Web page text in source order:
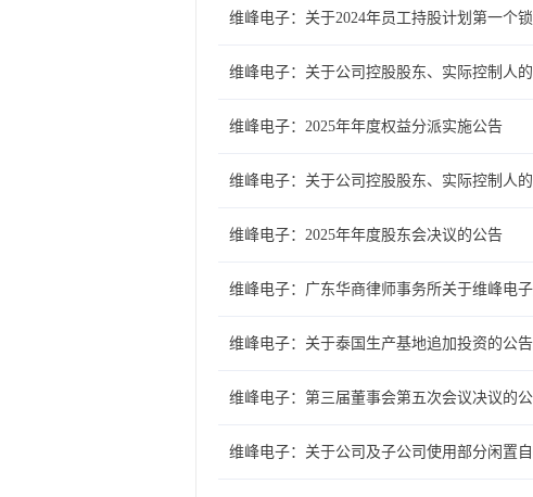
维峰电子：关于2024年员工持股计划第一个
维峰电子：关于公司控股股东、实际控制人
维峰电子：2025年年度权益分派实施公告
维峰电子：关于公司控股股东、实际控制人
维峰电子：2025年年度股东会决议的公告
维峰电子：广东华商律师事务所关于维峰电
维峰电子：关于泰国生产基地追加投资的公告
维峰电子：第三届董事会第五次会议决议的
维峰电子：关于公司及子公司使用部分闲置